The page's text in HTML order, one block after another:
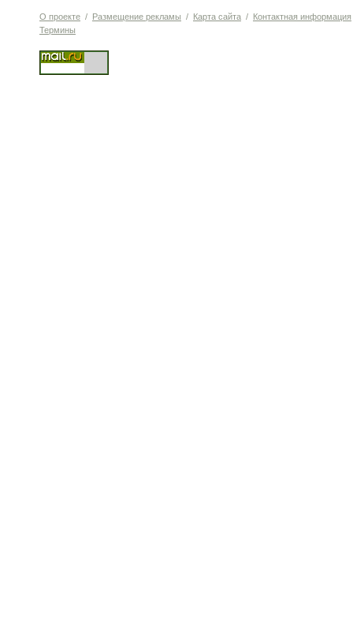
О проекте / Размещение рекламы / Карта сайта / Контактная информация
Термины